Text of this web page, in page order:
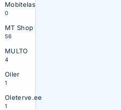
Mobitelas
0
MT Shop
56
MULTO
4
Oiler
1
Oleterve.ee
1